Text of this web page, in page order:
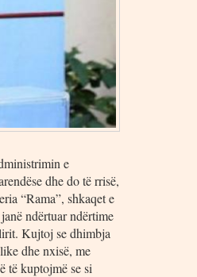
e
dhe do të rrisë,
“Rama”, shkaqet e
ndërtuar ndërtime
Kujtoj se dhimbja
dhe nxisë, me
të kuptojmë se si